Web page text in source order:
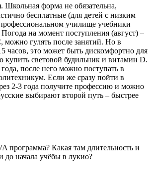
Школьная форма не обязательна,
бесплатные (для детей с низким
училище учебники
на момент поступления (август) –
можно гулять после занятий. Но в
часов, это может быть дискомфортно для
купить световой будильник и витамин D.
после него можно поступать в
Если же сразу пойти в
2-3 года получите профессию и можно
выбирают второй путь – быстрее
программа? Какая там длительность и
до начала учёбы в лукио?